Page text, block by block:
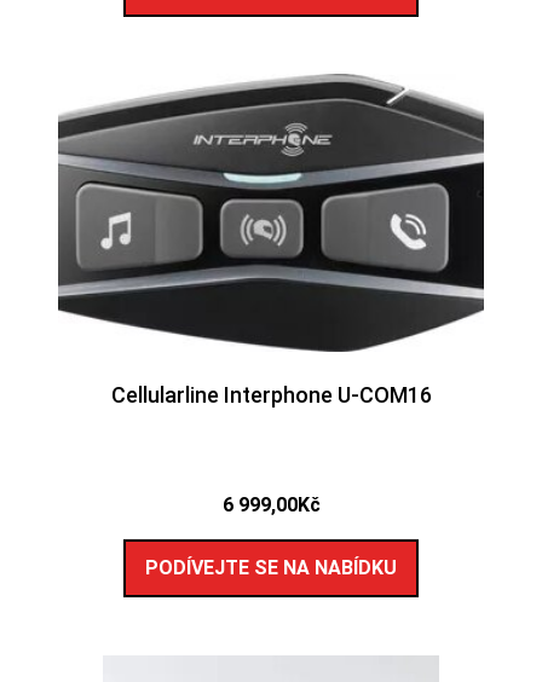
Cellularline Interphone U-COM16
6 999,00Kč
PODÍVEJTE SE NA NABÍDKU